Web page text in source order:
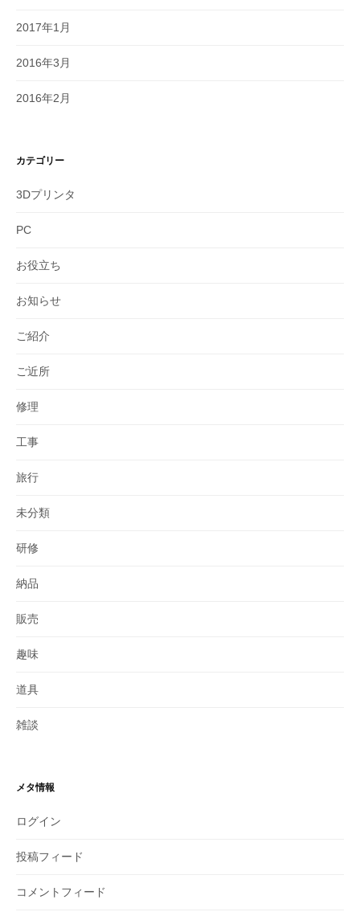
2017年1月
2016年3月
2016年2月
カテゴリー
3Dプリンタ
PC
お役立ち
お知らせ
ご紹介
ご近所
修理
工事
旅行
未分類
研修
納品
販売
趣味
道具
雑談
メタ情報
ログイン
投稿フィード
コメントフィード